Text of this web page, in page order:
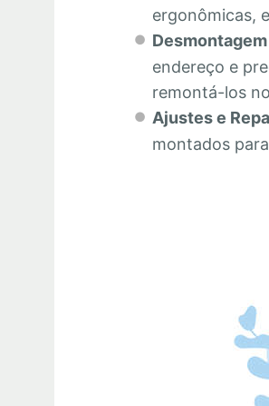
ergonômicas,
endereço e
remontá-los
Ajustes e
montados